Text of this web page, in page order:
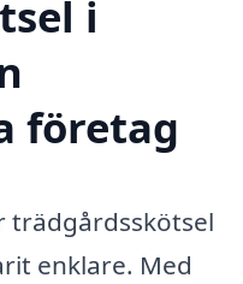
i
företag
enklare. Med